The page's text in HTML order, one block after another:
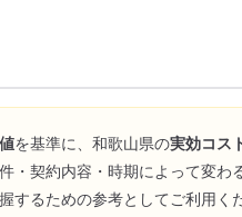
を基準に、 和歌山県の実効コス
・契約内容・時期によって変わ
するための参考としてご利用く